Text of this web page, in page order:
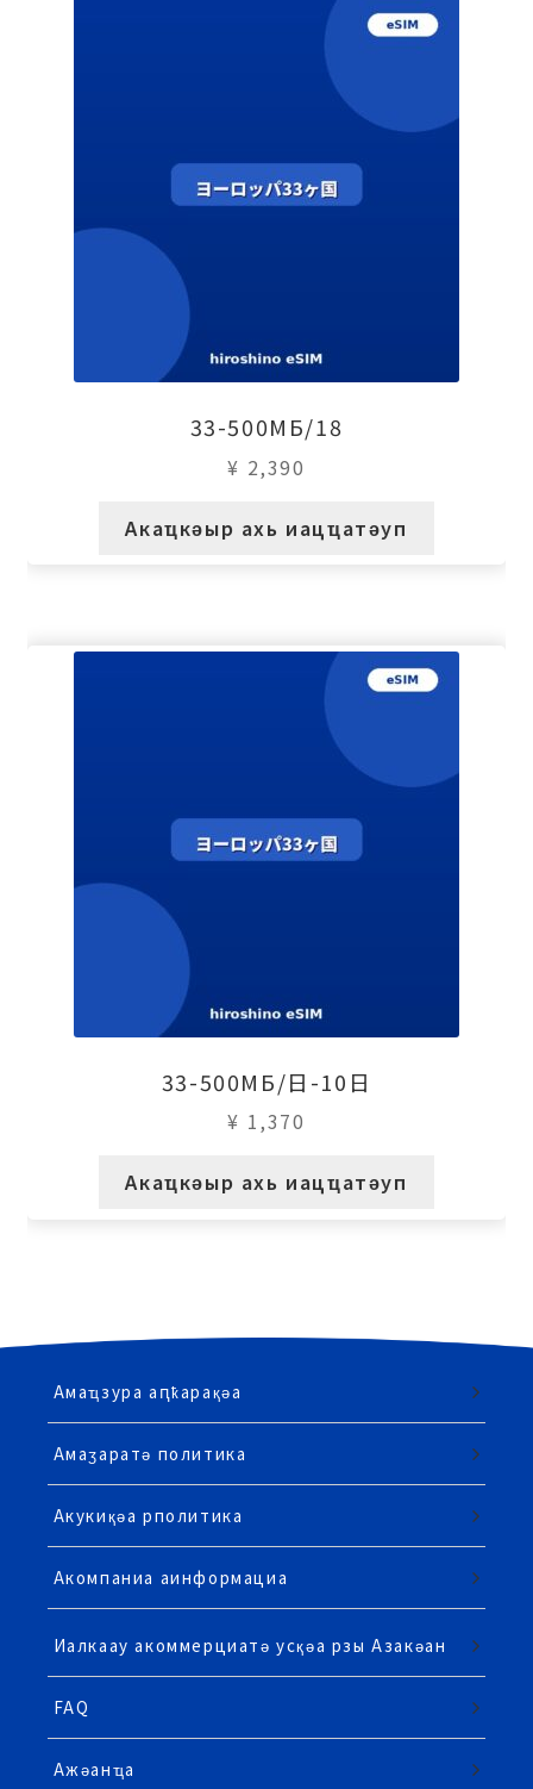
33-500МБ/18
¥ 2,390
Акаҵкәыр ахь иацҵатәуп
33-500МБ/日-10日
¥ 1,370
Акаҵкәыр ахь иацҵатәуп
Амаҵзура аԥҟарақәа
Амаӡаратә политика
Акукиқәа рполитика
Акомпаниа аинформациа
Иалкаау акоммерциатә усқәа рзы Азакәан
FAQ
Ажәанҵа